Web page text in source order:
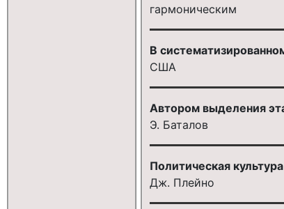
гармоническим
В
США
Автором выделения
Э. Баталов
Политическая
Дж. Плейно